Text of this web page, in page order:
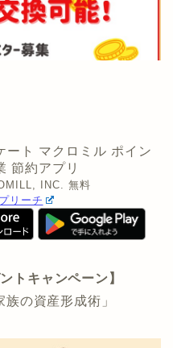
ート マクロミル ポイン
節約アプリ
INC.
無料
リーチ
トキャンペーン】
の資産形成術」